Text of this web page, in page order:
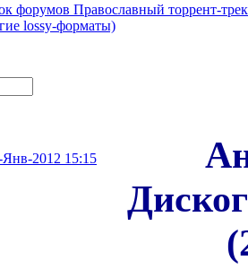
форумов Православный торрент-
lossy-форматы)
Янв-2012 15:15